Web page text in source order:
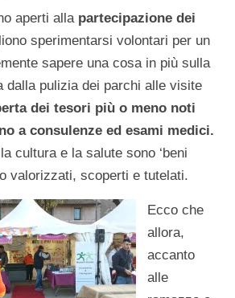
aperti alla partecipazione dei
sperimentarsi volontari per un
sapere una cosa in più sulla
dalla pulizia dei parchi alle visite
dei tesori più o meno noti
a consulenze ed esami medici.
cultura e la salute sono ‘beni
valorizzati, scoperti e tutelati.
Ecco che
allora,
accanto
alle